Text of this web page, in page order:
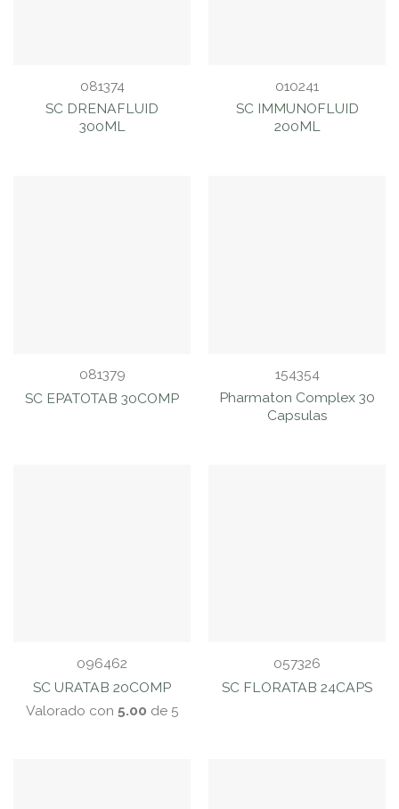
081374
SC DRENAFLUID
300ML
010241
SC IMMUNOFLUID
200ML
081379
SC EPATOTAB 30COMP
154354
Pharmaton Complex 30
Capsulas
096462
SC URATAB 20COMP
Valorado con 5.00 de 5
057326
SC FLORATAB 24CAPS